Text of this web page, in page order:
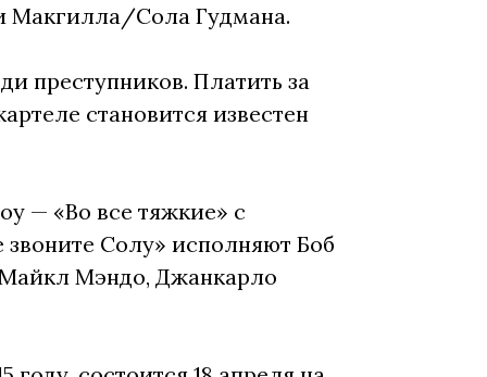
Макгилла/Сола Гудмана.
преступников. Платить за
становится известен
— «Во все тяжкие» с
Солу» исполняют Боб
Мэндо, Джанкарло